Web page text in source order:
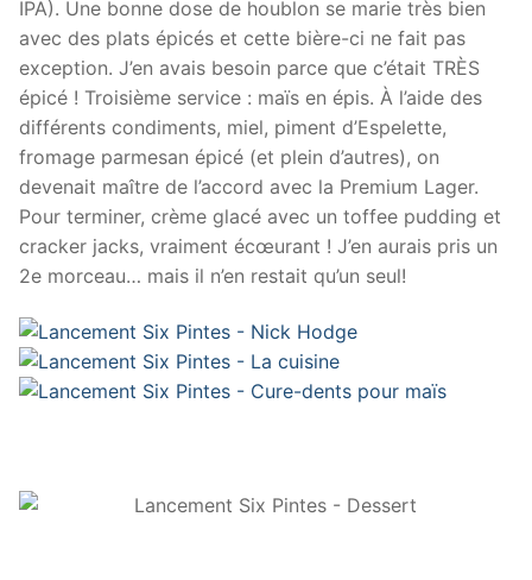
IPA). Une bonne dose de houblon se marie très bien
avec des plats épicés et cette bière-ci ne fait pas
exception. J’en avais besoin parce que c’était TRÈS
épicé ! Troisième service : maïs en épis. À l’aide des
différents condiments, miel, piment d’Espelette,
fromage parmesan épicé (et plein d’autres), on
devenait maître de l’accord avec la Premium Lager.
Pour terminer, crème glacé avec un toffee pudding et
cracker jacks, vraiment écœurant ! J’en aurais pris un
2e morceau… mais il n’en restait qu’un seul!